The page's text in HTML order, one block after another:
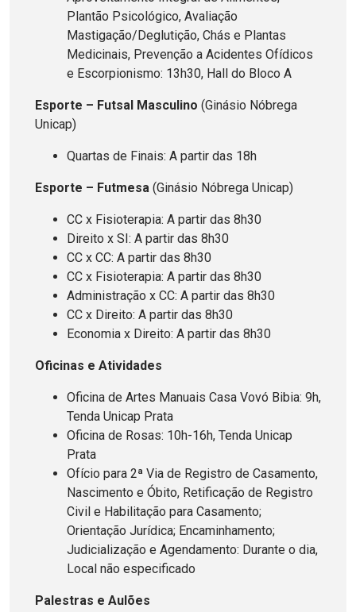
Plantão Psicológico, Avaliação
Mastigação/Deglutição, Chás e Plantas
Medicinais, Prevenção a Acidentes Ofídicos
e Escorpionismo: 13h30, Hall do Bloco A
Esporte – Futsal Masculino (Ginásio Nóbrega
Unicap)
Quartas de Finais: A partir das 18h
Esporte – Futmesa (Ginásio Nóbrega Unicap)
CC x Fisioterapia: A partir das 8h30
Direito x SI: A partir das 8h30
CC x CC: A partir das 8h30
CC x Fisioterapia: A partir das 8h30
Administração x CC: A partir das 8h30
CC x Direito: A partir das 8h30
Economia x Direito: A partir das 8h30
Oficinas e Atividades
Oficina de Artes Manuais Casa Vovó Bibia: 9h,
Tenda Unicap Prata
Oficina de Rosas: 10h-16h, Tenda Unicap
Prata
Ofício para 2ª Via de Registro de Casamento,
Nascimento e Óbito, Retificação de Registro
Civil e Habilitação para Casamento;
Orientação Jurídica; Encaminhamento;
Judicialização e Agendamento: Durante o dia,
Local não especificado
Palestras e Aulões